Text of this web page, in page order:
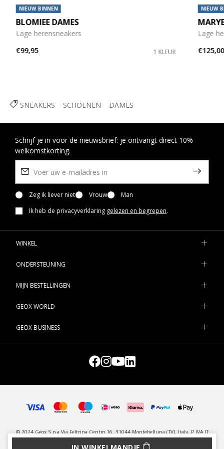
SNEAKERS SCHOENEN DAMES
NIEUW BINNEN
BLOMIEE DAMES
Lage herensneakers
€99,95
1 KLEUR
NIEUW
Lage
€125,00
Schrijf je in voor de nieuwsbrief: je ontvangt direct 10%
welkomstkorting.
Zeg ik liever niet Vrouw
Man
Ik heb de privacyverklaring gelezen en begrepen.
WINKEL
ONDERSTEUNING
MIJN BESTELLINGEN
GEOX WORLD
GEOX BUSINESS
© 2024 Geox S.p.a Via Feltrina Centro 16, 31044 Montebelluna (TV), Italy, P.IVA IT
03348440268 - All rights reserved